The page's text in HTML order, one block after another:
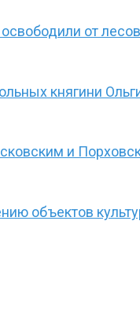
от лесов
княгини
и
объектов